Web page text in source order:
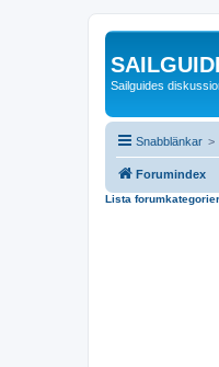
Sailguides
Snabblänkar >
Forumindex
Lista forumkategorier